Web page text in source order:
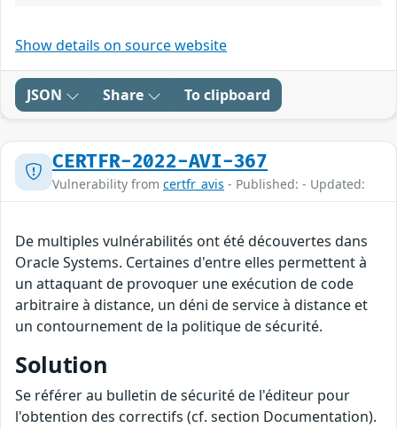
Show details on source website
JSON Share To clipboard
CERTFR-2022-AVI-367
Vulnerability from certfr_avis - Published: - Updated:
De multiples vulnérabilités ont été découvertes dans
Oracle Systems. Certaines d'entre elles permettent à
un attaquant de provoquer une exécution de code
arbitraire à distance, un déni de service à distance et
un contournement de la politique de sécurité.
Solution
Se référer au bulletin de sécurité de l'éditeur pour
l'obtention des correctifs (cf. section Documentation).